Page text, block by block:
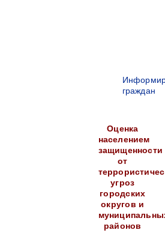
граждан
Оценка
населением
защищенности
от
угроз
городских
округов и
районов